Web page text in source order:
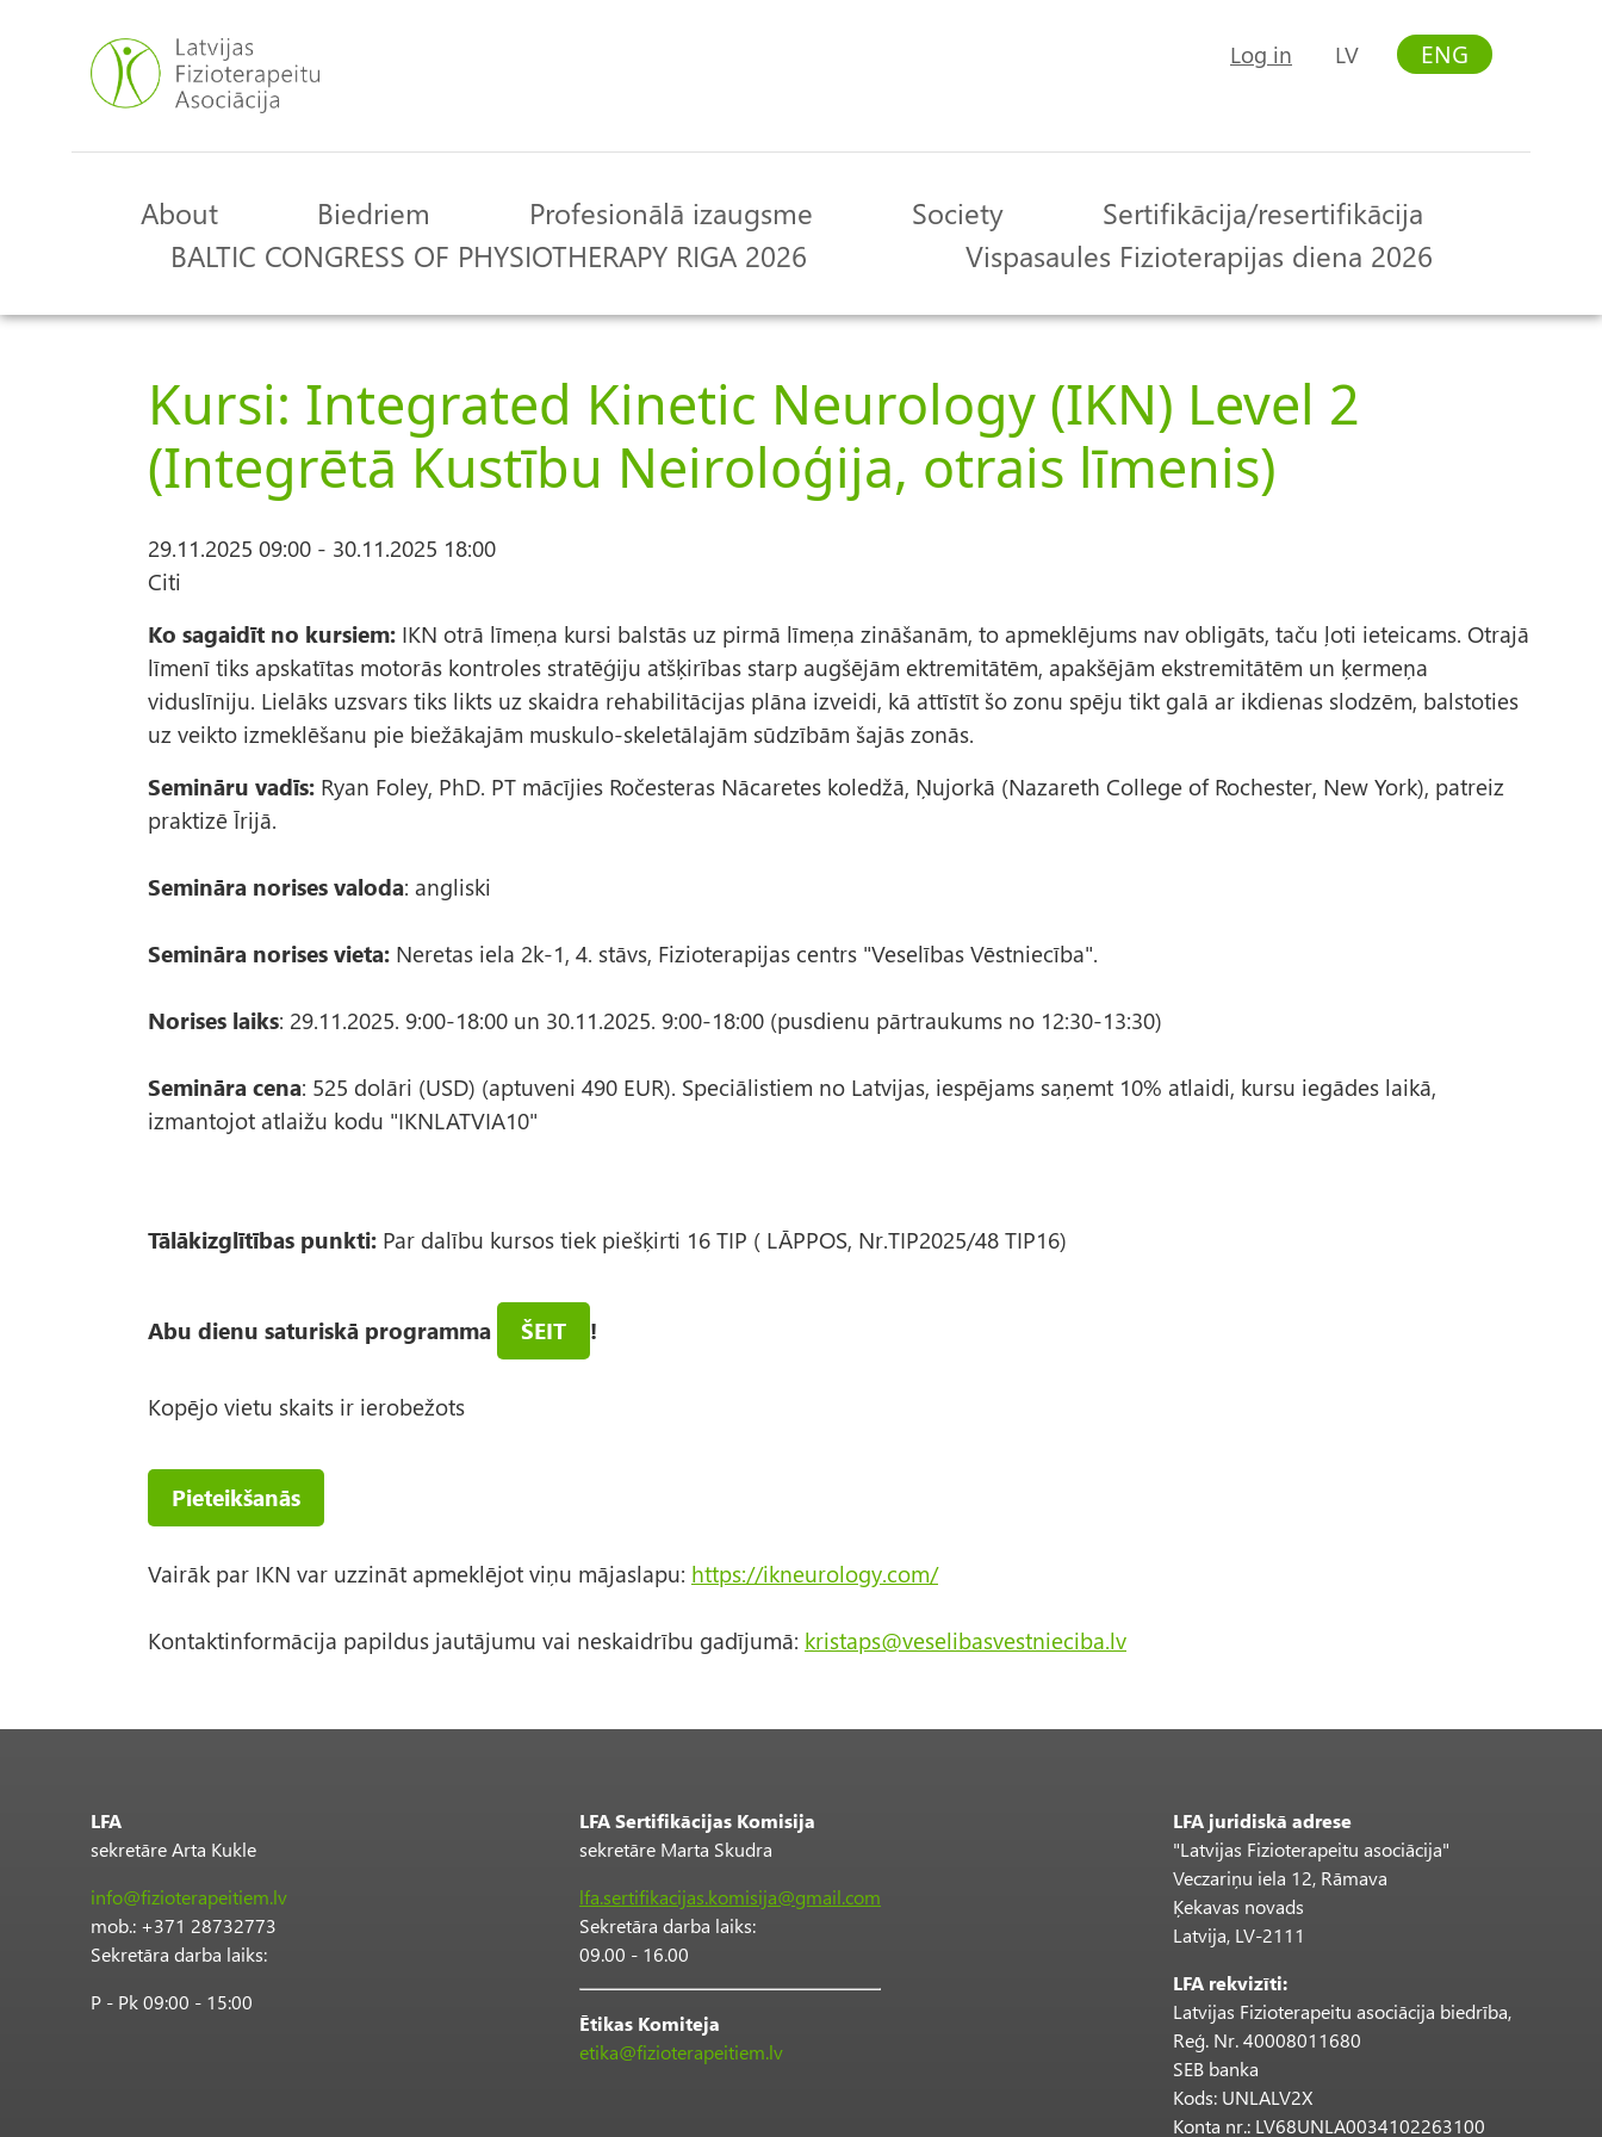
User
account
menu
Log in LV ENG
Main
About Biedriem Profesionālā izaugsme Society
Sertifikācija/resertifikācija
BALTIC CONGRESS OF PHYSIOTHERAPY RIGA 2026
Vispasaules Fizioterapijas diena 2026
Kursi: Integrated Kinetic Neurology (IKN) Level 2
(Integrētā Kustību Neiroloģija, otrais līmenis)
29.11.2025 09:00 - 30.11.2025 18:00
Citi
Ko sagaidīt no kursiem: IKN otrā līmeņa kursi balstās uz pirmā līmeņa zināšanām, to apmeklējums nav obligāts, taču ļoti ieteicams. Otrajā
līmenī tiks apskatītas motorās kontroles stratēģiju atšķirības starp augšējām ektremitātēm, apakšējām ekstremitātēm un ķermeņa
viduslīniju. Lielāks uzsvars tiks likts uz skaidra rehabilitācijas plāna izveidi, kā attīstīt šo zonu spēju tikt galā ar ikdienas slodzēm, balstoties
uz veikto izmeklēšanu pie biežākajām muskulo-skeletālajām sūdzībām šajās zonās.
Semināru vadīs: Ryan Foley, PhD. PT mācījies Ročesteras Nācaretes koledžā, Ņujorkā (Nazareth College of Rochester, New York), patreiz
praktizē Īrijā.
Semināra norises valoda: angliski
Semināra norises vieta: Neretas iela 2k-1, 4. stāvs, Fizioterapijas centrs "Veselības Vēstniecība".
Norises laiks: 29.11.2025. 9:00-18:00 un 30.11.2025. 9:00-18:00 (pusdienu pārtraukums no 12:30-13:30)
Semināra cena: 525 dolāri (USD) (aptuveni 490 EUR). Speciālistiem no Latvijas, iespējams saņemt 10% atlaidi, kursu iegādes laikā,
izmantojot atlaižu kodu "IKNLATVIA10"
Tālākizglītības punkti: Par dalību kursos tiek piešķirti 16 TIP ( LĀPPOS, Nr.TIP2025/48 TIP16)
Abu dienu saturiskā programma ŠEIT !
Kopējo vietu skaits ir ierobežots
Pieteikšanās
Vairāk par IKN var uzzināt apmeklējot viņu mājaslapu: https://ikneurology.com/
Kontaktinformācija papildus jautājumu vai neskaidrību gadījumā: kristaps@veselibasvestnieciba.lv
LFA
sekretāre Arta Kukle
info@fizioterapeitiem.lv
mob.: +371 28732773
Sekretāra darba laiks:
P - Pk 09:00 - 15:00
LFA Sertifikācijas Komisija
sekretāre Marta Skudra
lfa.sertifikacijas.komisija@gmail.com
Sekretāra darba laiks:
09.00 - 16.00
Ētikas Komiteja
etika@fizioterapeitiem.lv
LFA juridiskā adrese
"Latvijas Fizioterapeitu asociācija"
Veczariņu iela 12, Rāmava
Ķekavas novads
Latvija, LV-2111
LFA rekvizīti:
Latvijas Fizioterapeitu asociācija biedrība,
Reģ. Nr. 40008011680
SEB banka
Kods: UNLALV2X
Konta nr.: LV68UNLA0034102263100